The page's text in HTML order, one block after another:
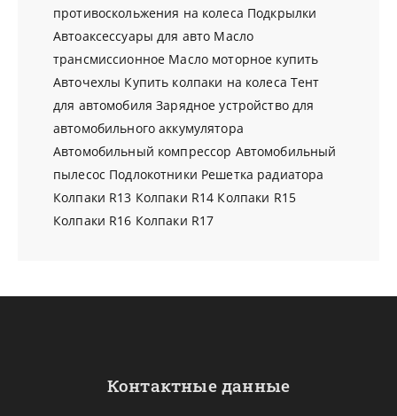
противоскольжения на колеса Подкрылки
Автоаксессуары для авто Масло
трансмиссионное Масло моторное купить
Авточехлы Купить колпаки на колеса Тент
для автомобиля Зарядное устройство для
автомобильного аккумулятора
Автомобильный компрессор Автомобильный
пылесос Подлокотники Решетка радиатора
Колпаки R13 Колпаки R14 Колпаки R15
Колпаки R16 Колпаки R17
Контактные данные